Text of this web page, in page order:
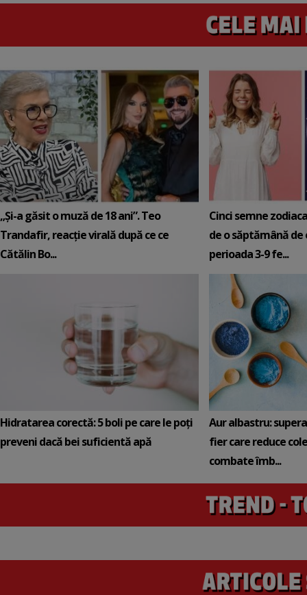
„Și-a găsit o muză de 18 ani”. Teo
Trandafir, reacție virală după ce ce
Cătălin Bo...
Cinci semne
de o săptămână de
perioada 3-9 fe...
Hidratarea corectă: 5 boli pe care le poți
preveni dacă bei suficientă apă
Aur albastru:
fier care reduce
combate îmb...